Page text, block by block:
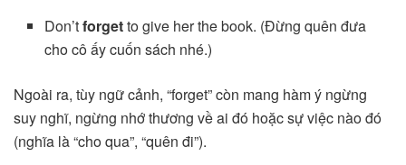
Don’tforgetto give her the book. (Đừng quên đưa
cho cô ấy cuốn sách nhé.)
Ngoài ra, tùy ngữ cảnh, “forget” còn mang hàm ý ngừng
suy nghĩ, ngừng nhớ thương về ai đó hoặc sự việc nào đó
(nghĩa là “cho qua”, “quên đi”).